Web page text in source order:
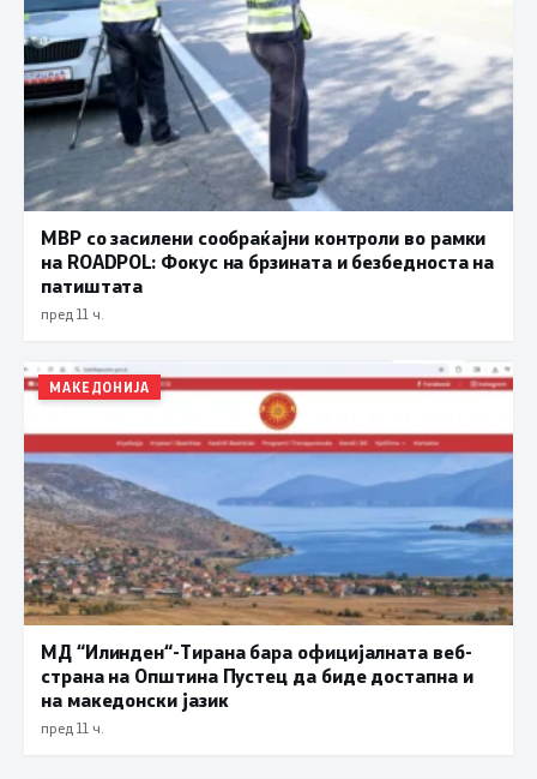
МВР со засилени сообраќајни контроли во рамки
на ROADPOL: Фокус на брзината и безбедноста на
патиштата
пред 11 ч.
МАКЕДОНИЈА
МД “Илинден“-Тирана бара официјалната веб-
страна на Општина Пустец да биде достапна и
на македонски јазик
пред 11 ч.